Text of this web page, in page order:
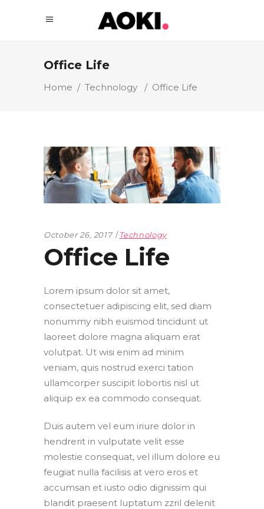
Office Life
Home / Technology / Office Life
October 26, 2017 Technology
Office Life
Lorem ipsum dolor sit amet,
consectetuer adipiscing elit, sed diam
nonummy nibh euismod tincidunt ut
laoreet dolore magna aliquam erat
volutpat. Ut wisi enim ad minim
veniam, quis nostrud exerci tation
ullamcorper suscipit lobortis nisl ut
aliquip ex ea commodo consequat.
Duis autem vel eum iriure dolor in
hendrerit in vulputate velit esse
molestie consequat, vel illum dolore eu
feugiat nulla facilisis at vero eros et
accumsan et iusto odio dignissim qui
blandit praesent luptatum zzril delenit